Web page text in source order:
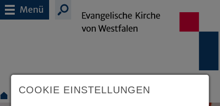
Menü
Für Suchende Termine
COOKIE EINSTELLUNGEN